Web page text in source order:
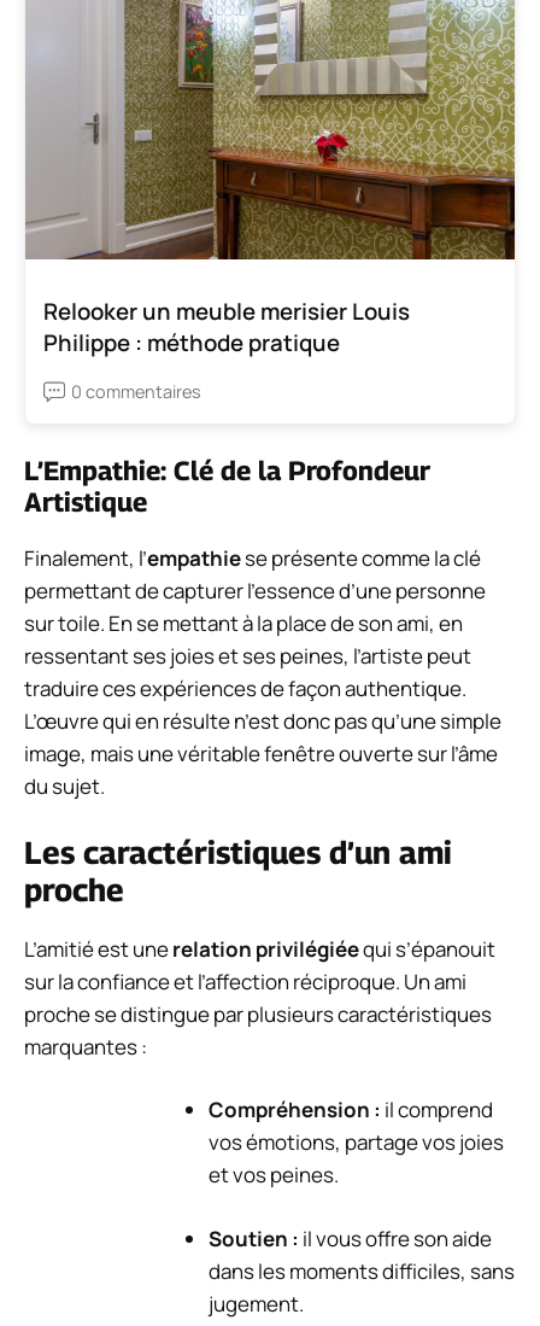
Relooker un meuble merisier Louis
Philippe : méthode pratique
0 commentaires
L’Empathie: Clé de la Profondeur
Artistique
Finalement, l’empathiese présente comme la clé
permettant de capturer l’essence d’une personne
sur toile. En se mettant à la place de son ami, en
ressentant ses joies et ses peines, l’artiste peut
traduire ces expériences de façon authentique.
L’œuvre qui en résulte n’est donc pas qu’une simple
image, mais une véritable fenêtre ouverte sur l’âme
du sujet.
Les caractéristiques d’un ami
proche
L’amitié est unerelation privilégiéequi s’épanouit
sur la confiance et l’affection réciproque. Un ami
proche se distingue par plusieurs caractéristiques
marquantes :
Compréhension : il comprend
vos émotions, partage vos joies
et vos peines.
Soutien : il vous offre son aide
dans les moments difficiles, sans
jugement.